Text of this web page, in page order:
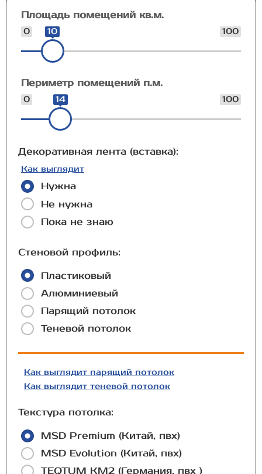
Площадь помещений кв.м.
0 100
10
Периметр помещений п.м.
0 100
14
Декоративная лента (вставка):
Как выглядит
Нужна
Не нужна
Пока не знаю
Стеновой профиль:
Пластиковый
Алюминиевый
Парящий потолок
Теневой потолок
Как выглядит парящий потолок
Как выглядит теневой потолок
Текстура потолка:
MSD Premium (Китай, пвх)
MSD Evolution (Китай, пвх)
TEQTUM КМ2 (Германия, пвх )